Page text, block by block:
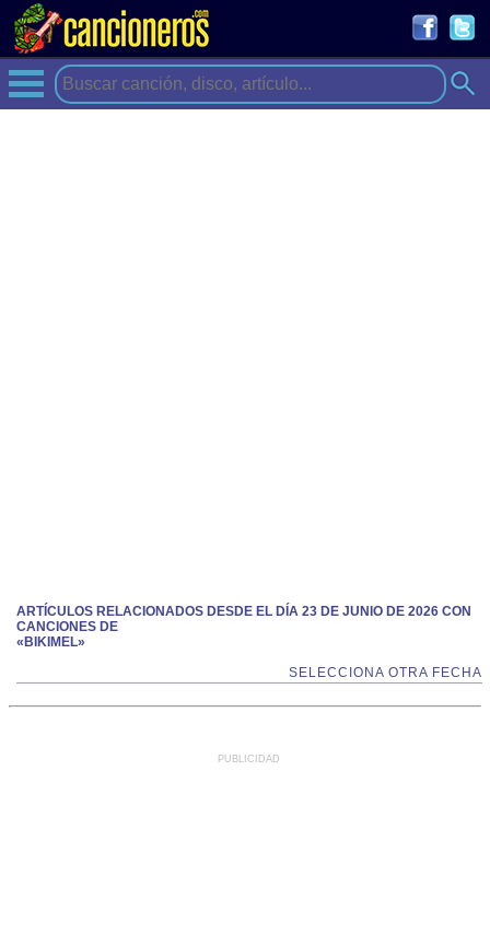
ARTÍCULOS RELACIONADOS DESDE EL DÍA 23 DE JUNIO DE 2026 CON
CANCIONES DE
«BIKIMEL»
SELECCIONA OTRA FECHA
PUBLICIDAD